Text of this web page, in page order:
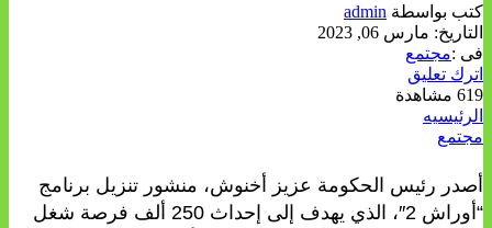
كتب بواسطة admin
التاريخ: مارس 06, 2023
فى :مجتمع
اترك تعليق
619 مشاهدة
الرئيسيه
مجتمع
أصدر رئيس الحكومة عزيز أخنوش، منشور تنزيل برنامج
“أوراش 2″، الذي يهدف إلى إحداث 250 ألف فرصة شغل